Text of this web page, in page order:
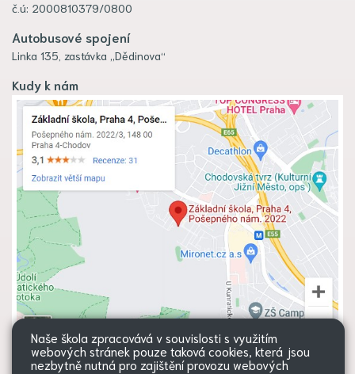
č.ú: 2000810379/0800
Autobusové spojení
Linka 135, zastávka „Dědinova“
Kudy k nám
Naše škola zpracovává v souvislosti s využitím
webových stránek pouze taková cookies, která jsou
nezbytně nutná pro zajištění provozu webových